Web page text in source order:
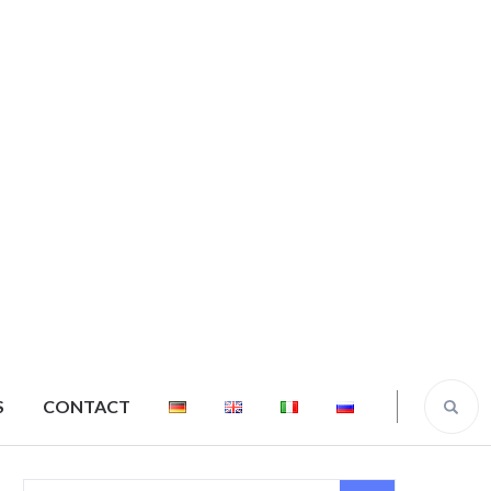
CONTACT
Notre équipe